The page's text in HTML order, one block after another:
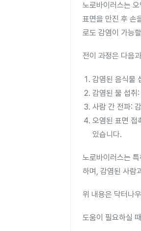
노로바이러스는
표면을 만진 후 손
로도 감염이 가능
전이 과정은 다음
감염된 음식물
감염된 물 섭취
사람 간 전파:
오염된 표면 접
있습니다.
노로바이러스는
하며, 감염된 사람
위 내용은 닥터나
도움이 필요하실